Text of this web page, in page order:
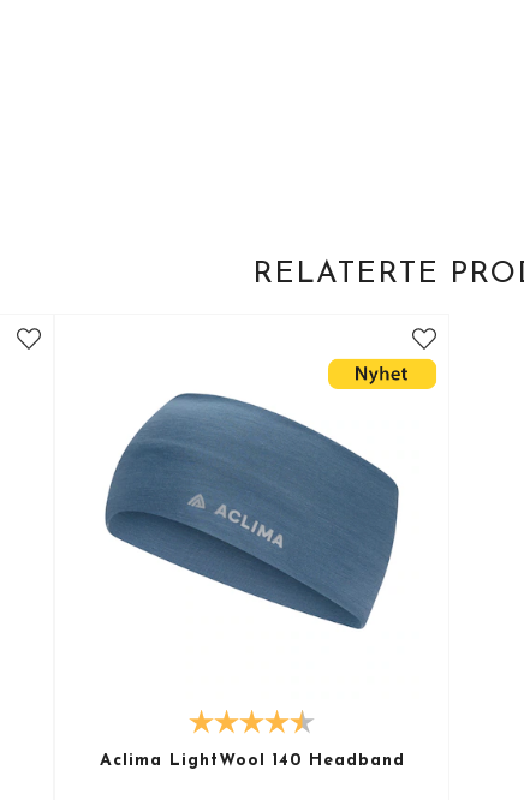
RELATERTE
Aclima LightWool 140 Headband